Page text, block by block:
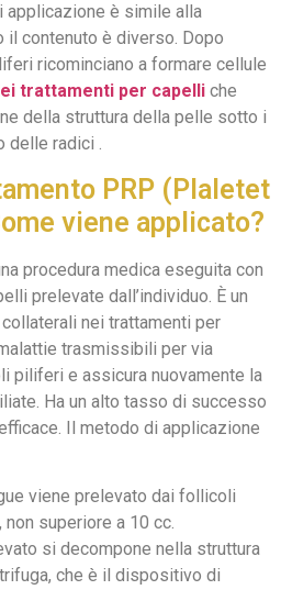
applicazione è simile alla
contenuto è diverso. Dopo
ricominciano a formare cellule
trattamenti per capelli che
della struttura della pelle sotto i
delle radici .
PRP (Plaletet
viene applicato?
procedura medica eseguita con
prelevate dall’individuo. È un
nei trattamenti per
trasmissibili per via
piliferi e assicura nuovamente la
Ha un alto tasso di successo
Il metodo di applicazione
viene prelevato dai follicoli
superiore a 10 cc.
si decompone nella struttura
che è il dispositivo di